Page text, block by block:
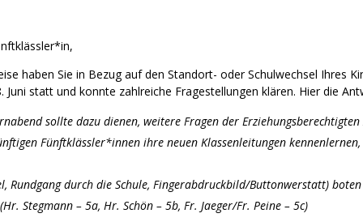
haben Sie in Bezug auf den Standort- oder Schulwechsel Ihres
statt und konnte zahlreiche Fragestellungen klären. Hier die
sollte dazu dienen, weitere Fragen der
Fünftklässler*innen ihre neuen Klassenleitungen
Rundgang durch die Schule, Fingerabdruckbild/Buttonwerstatt)
Stegmann – 5a, Hr. Schön – 5b, Fr. Jaeger/Fr. Peine – 5c)